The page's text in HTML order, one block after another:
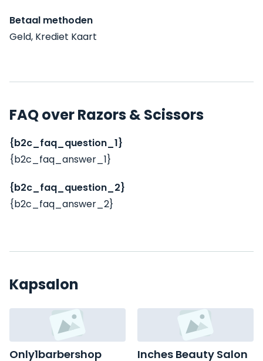
Betaal methoden
Geld, Krediet Kaart
FAQ over Razors & Scissors
{b2c_faq_question_1}
{b2c_faq_answer_1}
{b2c_faq_question_2}
{b2c_faq_answer_2}
Kapsalon
Only1barbershop
Inches Beauty Salon